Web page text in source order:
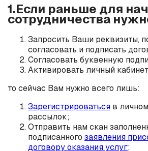
1.Если раньше для
сотрудничества
Запросить Ваши реквизиты,
согласовать и подписать
Согласовать буквенную
Активировать личный
то сейчас Вам нужно всего лишь:
Зарегистрироваться в
рассылок;
Отправить нам скан
подписанного заявления
договору оказания услуг;